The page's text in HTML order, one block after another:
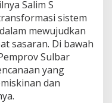
Salim S
sistem
mewujudkan
sasaran. Di bawah
Sulbar
yang
dan